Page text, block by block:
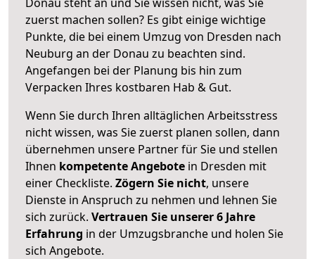
zuerst machen sollen? Es gibt einige wichtige
Punkte, die bei einem Umzug von Dresden nach
Neuburg an der Donau zu beachten sind.
Angefangen bei der Planung bis hin zum
Verpacken Ihres kostbaren Hab & Gut.
Wenn Sie durch Ihren alltäglichen Arbeitsstress
nicht wissen, was Sie zuerst planen sollen, dann
übernehmen unsere Partner für Sie und stellen
Ihnen kompetente Angebote in Dresden mit
einer Checkliste. Zögern Sie nicht, unsere
Dienste in Anspruch zu nehmen und lehnen Sie
sich zurück. Vertrauen Sie unserer 6 Jahre
Erfahrung in der Umzugsbranche und holen Sie
sich Angebote.